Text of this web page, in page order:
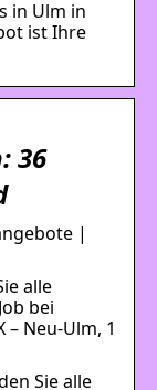
in Ulm in
ist Ihre
36
|
alle
bei
– Neu-Ulm, 1
Sie alle